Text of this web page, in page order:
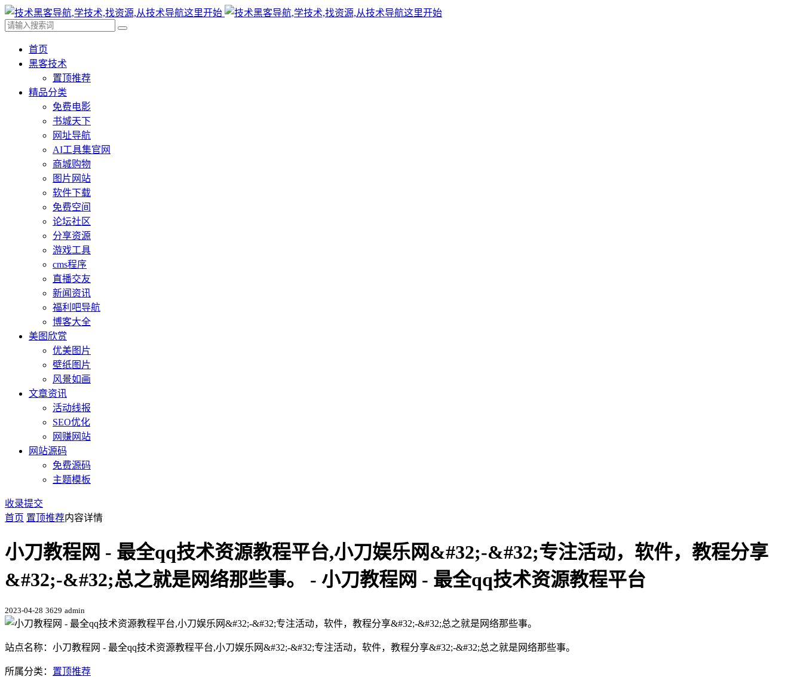
首页
黑客技术
置顶推荐
精品分类
免费电影
书城天下
网址导航
AI工具集官网
商城购物
图片网站
软件下载
免费空间
论坛社区
分享资源
游戏工具
cms程序
直播交友
新闻资讯
福利吧导航
博客大全
美图欣赏
优美图片
壁纸图片
风景如画
文章资讯
活动线报
SEO优化
网赚网站
网站源码
免费源码
主题模板
收录提交
首页 置顶推荐内容详情
小刀教程网 - 最全qq技术资源教程平台,小刀娱乐网&#32;-&#32;专注活动，软件，教程分享
&#32;-&#32;总之就是网络那些事。 - 小刀教程网 - 最全qq技术资源教程平台
2023-04-28 3629 admin
站点名称：小刀教程网 - 最全qq技术资源教程平台,小刀娱乐网&#32;-&#32;专注活动，软件，教程分享&#32;-&#32;总之就是网络那些事。
所属分类： 置顶推荐